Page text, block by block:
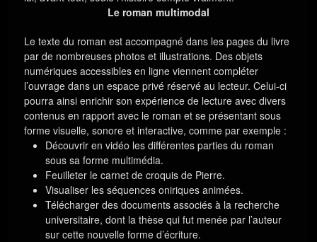
Le roman multimodal
Le texte du roman est accompagné dans les pages du livre
par de nombreuses photos et illustrations. Des objets
numériques accessibles en ligne viennent compléter
l’ouvrage dans un espace privé réservé au lecteur. Celui-ci
pourra ainsi enrichir son expérience de lecture avec divers
contenus en rapport avec le roman et se présentant sous
forme visuelle, sonore et interactive, comme par exemple :
Découvrir en vidéo les différentes parties du roman
sous sa forme multimédia.
Feuilleter le carnet de croquis de Pierre.
Visualiser les séquences oniriques animées.
Télécharger des documents associés à la recherche
universitaire, dont la thèse qui fut menée par l’auteur
sur cette nouvelle forme d’écriture.